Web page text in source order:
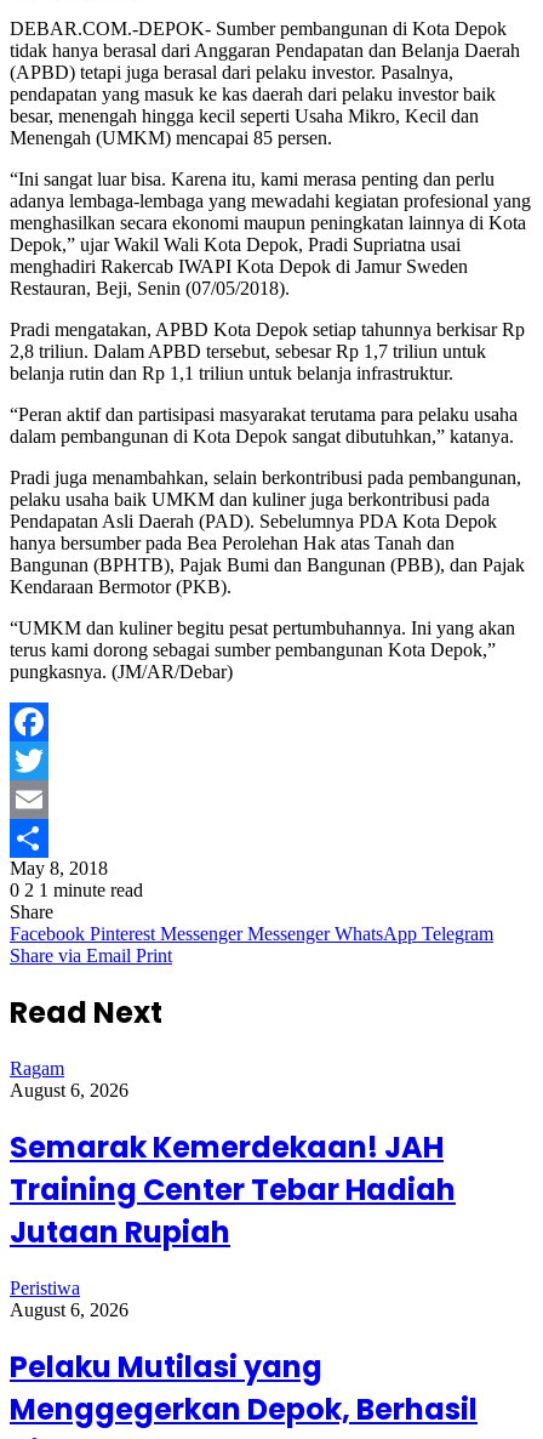
DEBAR.COM.-DEPOK- Sumber pembangunan di Kota Depok
tidak hanya berasal dari Anggaran Pendapatan dan Belanja Daerah
(APBD) tetapi juga berasal dari pelaku investor. Pasalnya,
pendapatan yang masuk ke kas daerah dari pelaku investor baik
besar, menengah hingga kecil seperti Usaha Mikro, Kecil dan
Menengah (UMKM) mencapai 85 persen.
“Ini sangat luar bisa. Karena itu, kami merasa penting dan perlu
adanya lembaga-lembaga yang mewadahi kegiatan profesional yang
menghasilkan secara ekonomi maupun peningkatan lainnya di Kota
Depok,” ujar Wakil Wali Kota Depok, Pradi Supriatna usai
menghadiri Rakercab IWAPI Kota Depok di Jamur Sweden
Restauran, Beji, Senin (07/05/2018).
Pradi mengatakan, APBD Kota Depok setiap tahunnya berkisar Rp
2,8 triliun. Dalam APBD tersebut, sebesar Rp 1,7 triliun untuk
belanja rutin dan Rp 1,1 triliun untuk belanja infrastruktur.
“Peran aktif dan partisipasi masyarakat terutama para pelaku usaha
dalam pembangunan di Kota Depok sangat dibutuhkan,” katanya.
Pradi juga menambahkan, selain berkontribusi pada pembangunan,
pelaku usaha baik UMKM dan kuliner juga berkontribusi pada
Pendapatan Asli Daerah (PAD). Sebelumnya PDA Kota Depok
hanya bersumber pada Bea Perolehan Hak atas Tanah dan
Bangunan (BPHTB), Pajak Bumi dan Bangunan (PBB), dan Pajak
Kendaraan Bermotor (PKB).
“UMKM dan kuliner begitu pesat pertumbuhannya. Ini yang akan
terus kami dorong sebagai sumber pembangunan Kota Depok,”
pungkasnya. (JM/AR/Debar)
Facebook
Twitter
Email
Share
May 8, 2018
0 2 1 minute read
Share
Facebook Pinterest Messenger Messenger WhatsApp Telegram
Share via Email Print
Read Next
Ragam
August 6, 2026
Semarak Kemerdekaan! JAH
Training Center Tebar Hadiah
Jutaan Rupiah
Peristiwa
August 6, 2026
Pelaku Mutilasi yang
Menggegerkan Depok, Berhasil